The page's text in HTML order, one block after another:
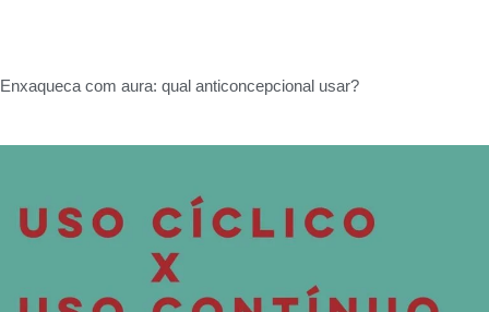
Enxaqueca com aura: qual anticoncepcional usar?